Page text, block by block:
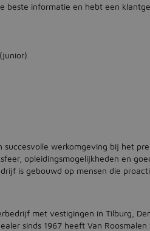
beste informatie en hebt een
werkomgeving bij het
opleidingsmogelijkheden en
is gebouwd op mensen die
met vestigingen in Tilburg,
sinds 1967 heeft Van Roosmalen